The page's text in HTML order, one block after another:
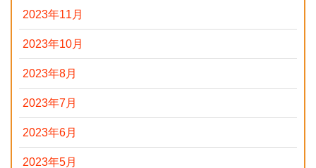
2023年11月
2023年10月
2023年8月
2023年7月
2023年6月
2023年5月